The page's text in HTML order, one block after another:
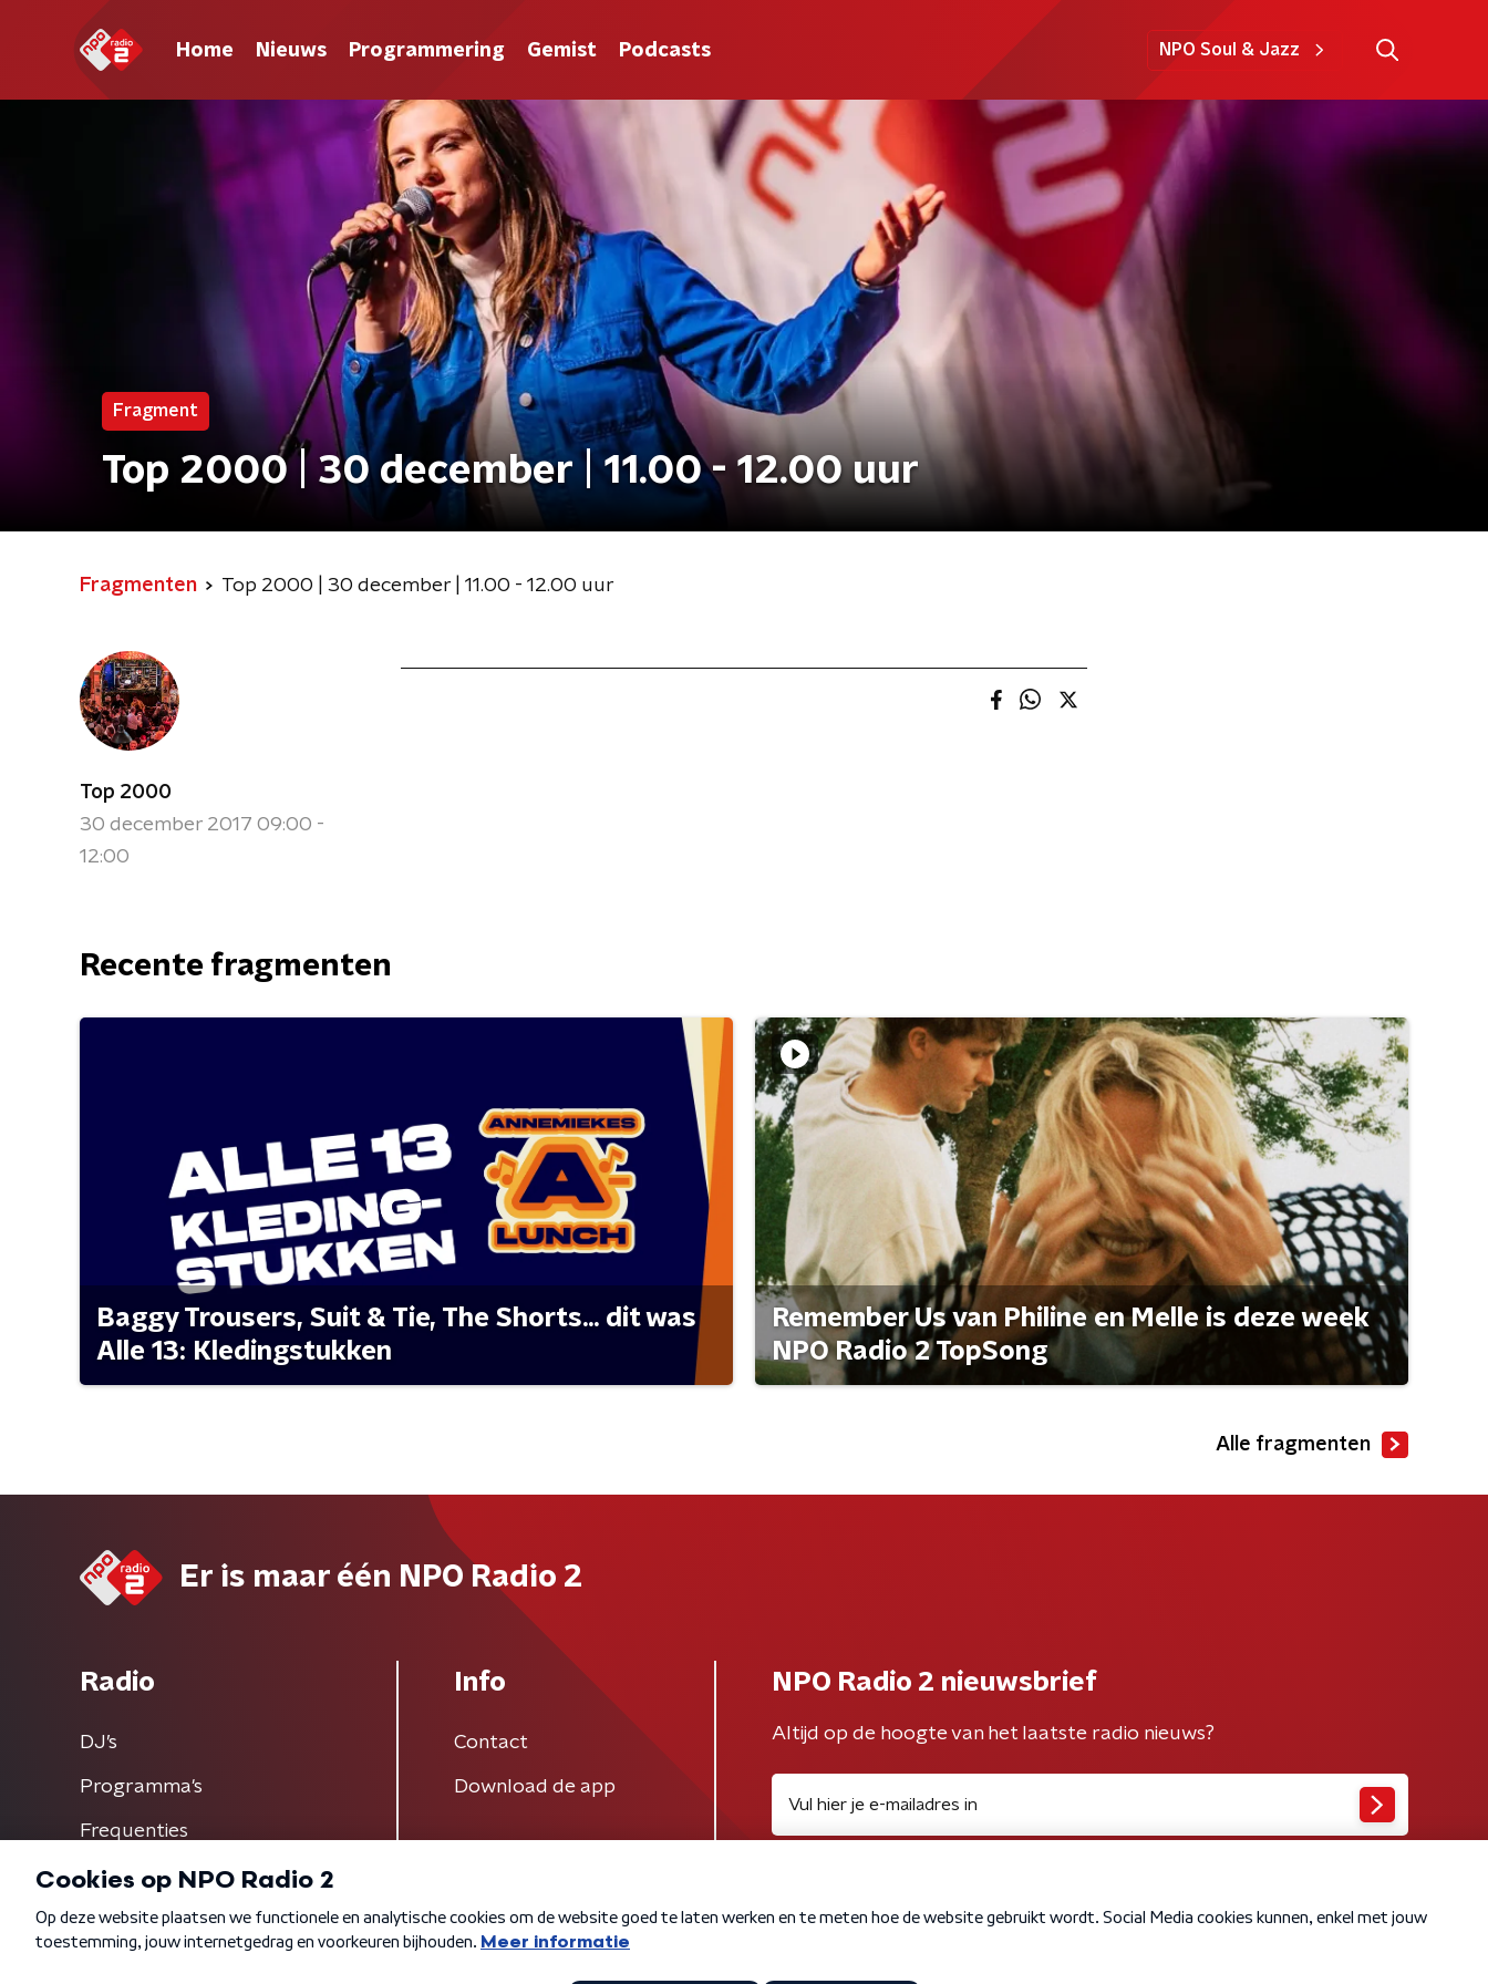
Home Nieuws Programmering Gemist Podcasts NPO Soul & Jazz
Fragment
Top 2000 | 30 december | 11.00 - 12.00 uur
Fragmenten Top 2000 | 30 december | 11.00 - 12.00 uur
Top 2000
30 december 2017 09:00 -
12:00
Recente fragmenten
Baggy Trousers, Suit & Tie, The Shorts... dit was
Alle 13: Kledingstukken
Remember Us van Philine en Melle is deze week
NPO Radio 2 TopSong
Alle fragmenten
Er is maar één NPO Radio 2
Radio
DJ’s
Programma's
Frequenties
Info
Contact
Download de app
NPO Radio 2 nieuwsbrief
Altijd op de hoogte van het laatste radio nieuws?
Algemene voorwaarden Privacybeleid